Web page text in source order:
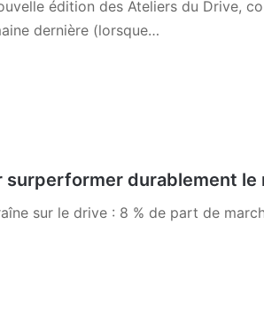
édition des Ateliers du Drive,
dernière (lorsque…
surperformer durablement le
sur le drive : 8 % de part de